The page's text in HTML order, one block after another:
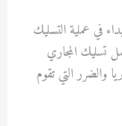
في عملية التسليك
تسليك المجاري
والضرر التي تقوم